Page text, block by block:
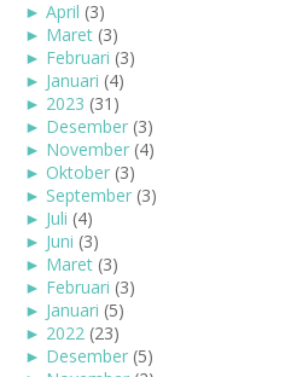
► April (3)
► Maret (3)
► Februari (3)
► Januari (4)
► 2023 (31)
► Desember (3)
► November (4)
► Oktober (3)
► September (3)
► Juli (4)
► Juni (3)
► Maret (3)
► Februari (3)
► Januari (5)
► 2022 (23)
► Desember (5)